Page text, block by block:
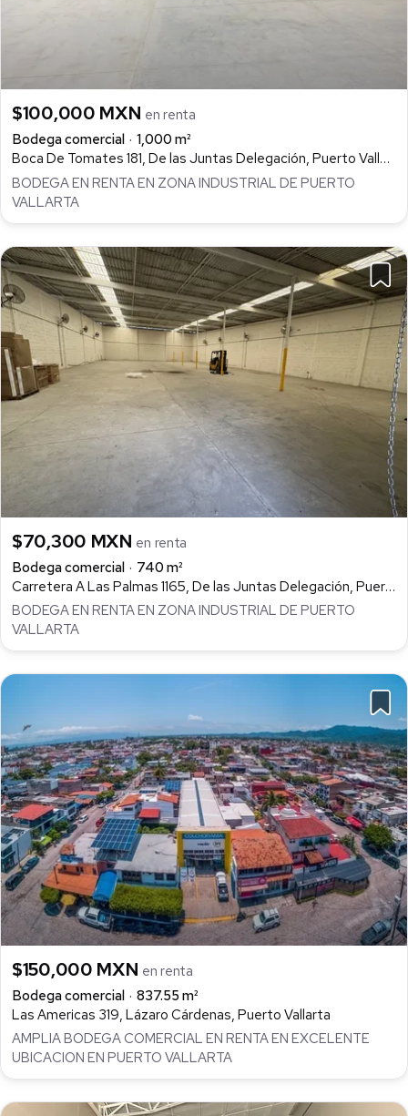
$100,000 MXN en renta
Bodega comercial
1,000 m²
Boca De Tomates 181, De las Juntas Delegación, Puerto Vallarta
BODEGA EN RENTA EN ZONA INDUSTRIAL DE PUERTO
VALLARTA
$70,300 MXN en renta
Bodega comercial
740 m²
Carretera A Las Palmas 1165, De las Juntas Delegación, Puerto Vallarta
BODEGA EN RENTA EN ZONA INDUSTRIAL DE PUERTO
VALLARTA
$150,000 MXN en renta
Bodega comercial
837.55 m²
Las Americas 319, Lázaro Cárdenas, Puerto Vallarta
AMPLIA BODEGA COMERCIAL EN RENTA EN EXCELENTE
UBICACION EN PUERTO VALLARTA